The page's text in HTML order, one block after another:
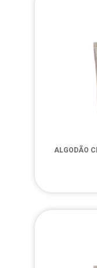
ALGODÃO